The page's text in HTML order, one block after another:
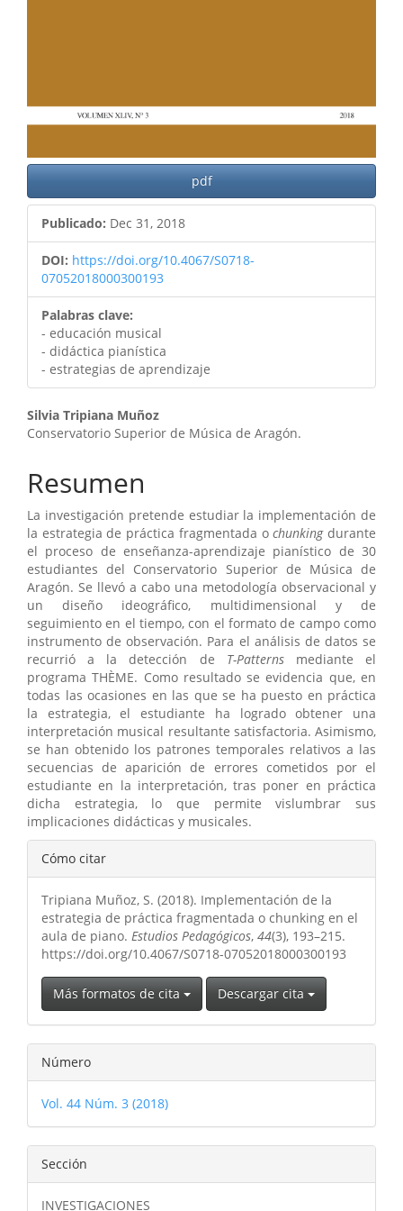
pdf
Publicado: Dec 31, 2018
DOI: https://doi.org/10.4067/S0718-
07052018000300193
Palabras clave:
- educación musical
- didáctica pianística
- estrategias de aprendizaje
Contenido
principal
del
artículo
Silvia Tripiana Muñoz
Conservatorio Superior de Música de Aragón.
Resumen
La investigación pretende estudiar la implementación de
la estrategia de práctica fragmentada ochunkingdurante
el proceso de enseñanza-aprendizaje pianístico de 30
estudiantes del Conservatorio Superior de Música de
Aragón. Se llevó a cabo una metodología observacional y
un diseño ideográfico, multidimensional y de
seguimiento en el tiempo, con el formato de campo como
instrumento de observación. Para el análisis de datos se
recurrió a la detección de T-Patterns mediante el
programa THÈME. Como resultado se evidencia que, en
todas las ocasiones en las que se ha puesto en práctica
la estrategia, el estudiante ha logrado obtener una
interpretación musical resultante satisfactoria. Asimismo,
se han obtenido los patrones temporales relativos a las
secuencias de aparición de errores cometidos por el
estudiante en la interpretación, tras poner en práctica
dicha estrategia, lo que permite vislumbrar sus
implicaciones didácticas y musicales.
Detalles
del
artículo
Cómo citar
Tripiana Muñoz, S. (2018). Implementación de la
estrategia de práctica fragmentada o chunking en el
aula de piano. Estudios Pedagógicos, 44(3), 193–215.
https://doi.org/10.4067/S0718-07052018000300193
Más formatos de cita Descargar cita
Número
Vol. 44 Núm. 3 (2018)
Sección
INVESTIGACIONES